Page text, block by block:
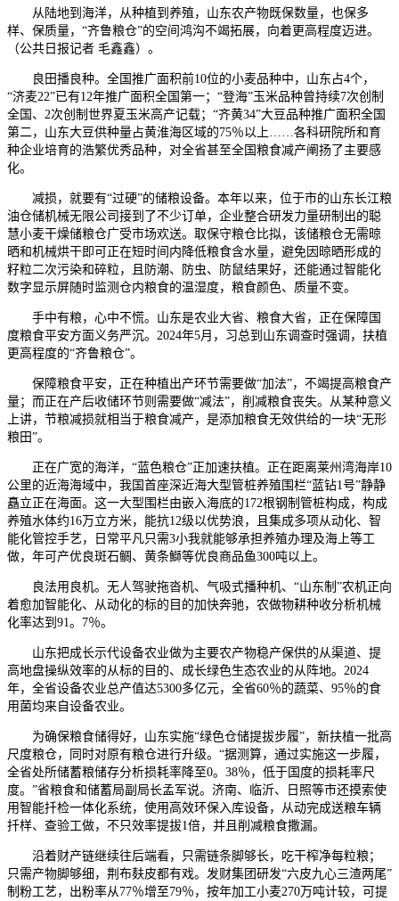
从陆地到海洋，从种植到养殖，山东农产物既保数量，也保多
样、保质量，“齐鲁粮仓”的空间鸿沟不竭拓展，向着更高程度迈进。
（公共日报记者 毛鑫鑫）。
良田播良种。全国推广面积前10位的小麦品种中，山东占4个，
“济麦22”已有12年推广面积全国第一；“登海”玉米品种曾持续7次创制
全国、2次创制世界夏玉米高产记载；“齐黄34”大豆品种推广面积全国
第二，山东大豆供种量占黄淮海区域的75％以上……各科研院所和育
种企业培育的浩繁优秀品种，对全省甚至全国粮食减产阐扬了主要感
化。
减损，就要有“过硬”的储粮设备。本年以来，位于市的山东长江粮
油仓储机械无限公司接到了不少订单，企业整合研发力量研制出的聪
慧小麦干燥储粮仓广受市场欢送。取保守粮仓比拟，该储粮仓无需晾
晒和机械烘干即可正在短时间内降低粮食含水量，避免因晾晒形成的
籽粒二次污染和碎粒，且防潮、防虫、防鼠结果好，还能通过智能化
数字显示屏随时监测仓内粮食的温湿度，粮食颜色、质量不变。
手中有粮，心中不慌。山东是农业大省、粮食大省，正在保障国
度粮食平安方面义务严沉。2024年5月，习总到山东调查时强调，扶植
更高程度的“齐鲁粮仓”。
保障粮食平安，正在种植出产环节需要做“加法”，不竭提高粮食产
量；而正在产后收储环节则需要做“减法”，削减粮食丧失。从某种意义
上讲，节粮减损就相当于粮食减产，是添加粮食无效供给的一块“无形
粮田”。
正在广宽的海洋，“蓝色粮仓”正加速扶植。正在距离莱州湾海岸10
公里的近海海域中，我国首座深近海大型管桩养殖围栏“蓝钻1号”静静
矗立正在海面。这一大型围栏由嵌入海底的172根钢制管桩构成，构成
养殖水体约16万立方米，能抗12级以优势浪，且集成多项从动化、智
能化管控手艺，日常平凡只需3小我就能够承担养殖办理及海上等工
做，年可产优良斑石鲷、黄条鰤等优良商品鱼300吨以上。
良法用良机。无人驾驶拖沓机、气吸式播种机、“山东制”农机正向
着愈加智能化、从动化的标的目的加快奔驰，农做物耕种收分析机械
化率达到91。7％。
山东把成长示代设备农业做为主要农产物稳产保供的从渠道、提
高地盘操纵效率的从标的目的、成长绿色生态农业的从阵地。2024
年，全省设备农业总产值达5300多亿元，全省60％的蔬菜、95％的食
用菌均来自设备农业。
为确保粮食储得好，山东实施“绿色仓储提拔步履”，新扶植一批高
尺度粮仓，同时对原有粮仓进行升级。“据测算，通过实施这一步履，
全省处所储蓄粮储存分析损耗率降至0。38％，低于国度的损耗率尺
度。”省粮食和储蓄局副局长孟军说。济南、临沂、日照等市还摸索使
用智能扦检一体化系统，使用高效环保入库设备，从动完成送粮车辆
扦样、查验工做，不只效率提拔1倍，并且削减粮食撒漏。
沿着财产链继续往后端看，只需链条脚够长，吃干榨净每粒粮；
只需产物脚够细，荆布麸皮都有戏。发财集团研发“六皮九心三渣两尾”
制粉工艺，出粉率从77％增至79％，按年加工小麦270万吨计较，可提